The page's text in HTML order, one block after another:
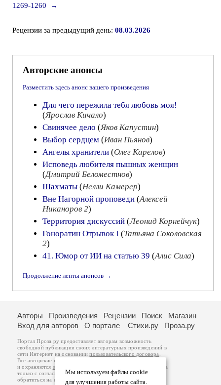
1269-1260
→
Рецензии за предыдущий день: 08.03.2026
Авторские анонсы
Разместить здесь анонс вашего произведения
Для чего пережила тебя любовь моя!
(Ярослав Кичало)
Свинячее дело (Яков Капустин)
Выбор сердцем (Иван Пьянов)
Ангелы хранители (Олег Карелов)
Исповедь любителя пышных женщин
(Дмитрий Беломестнов)
Шахматы (Нелли Камерер)
Вне Нагорной проповеди (Алексей
Никаноров 2)
Территория дискуссий (Леонид Корнейчук)
Гоноратин Oтрывок I (Татьяна Соколовская
2)
41. Юмор от ИИ на статью 39 (Алис Сила)
Продолжение ленты анонсов →
Мы используем файлы cookie
для улучшения работы сайта.
Авторы Произведения Рецензии Поиск
Магазин
Вход для авторов
О портале Стихи.ру Проза.ру
Портал Проза.ру предоставляет авторам возможность
свободной публикации своих литературных произведений в
сети Интернет на основаниипользовательского договора
Все авторские права на произведения принадлежат авторам
и охраняются законом
. Перепечатка произведений возможна
только с согласия его автора, к которому вы можете
обратиться на его авторской странице. Ответственность за